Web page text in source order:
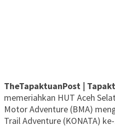
TheTapaktuanPost |
memeriahkan HUT Aceh
Motor Adventure (BMA)
Trail Adventure (KONATA)